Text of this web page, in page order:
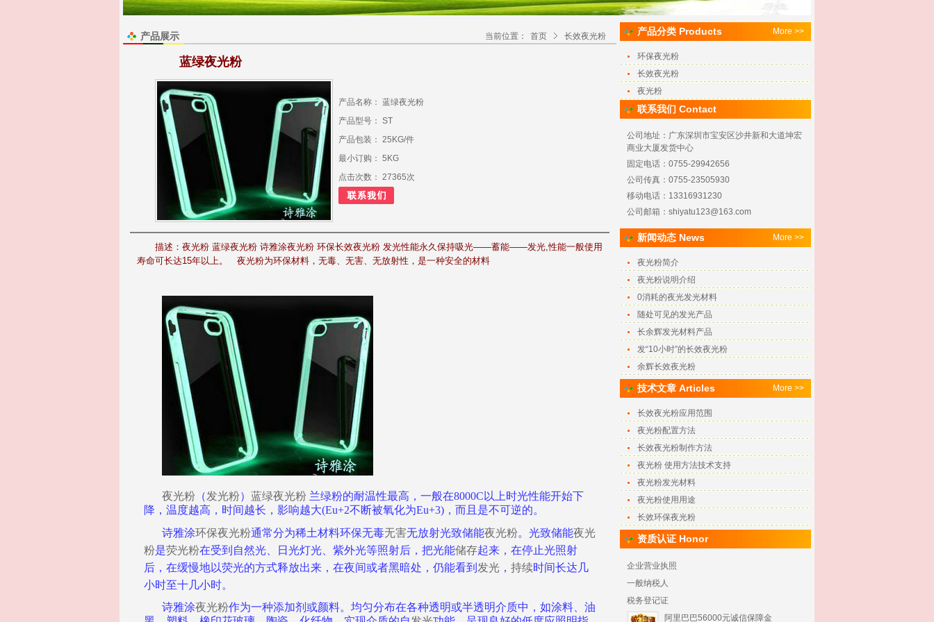
产品展示 当前位置： 首页 长效夜光粉
蓝绿夜光粉
产品名称： 蓝绿夜光粉
产品型号： ST
产品包装： 25KG/件
最小订购： 5KG
点击次数： 27365次
描述： 夜光粉 蓝绿夜光粉 诗雅涂夜光粉 环保长效夜光粉 发光性能永久保持吸光——蓄能——发光,性能一般使用
寿命可长达15年以上。 夜光粉为环保材料，无毒、无害、无放射性，是一种安全的材料
夜光粉 （发光粉） 蓝绿夜光粉 兰绿粉的耐温性最高，一般在8000C以上时光性能开始下
降，温度越高，时间越长，影响越大(Eu+2不断被氧化为Eu+3)，而且是不可逆的。
诗雅涂环保夜光粉通常分为稀土材料环保无毒无害无放射光致储能夜光粉。 光致储能夜光
粉是荧光粉在受到自然光、日光灯光、紫外光等照射后，把光能储存起来，在停止光照射
后，在缓慢地以荧光的方式释放出来，在夜间或者黑暗处，仍能看到 发光 ， 持续时间长达几
小时至十几小时。
诗雅涂夜光粉作为一种添加剂或颜料。均匀分布在各种透明或半透明介质中，如涂料、油
产品分类 Products More >>
环保夜光粉
长效夜光粉
夜光粉
联系我们 Contact
公司地址：广东深圳市宝安区沙井新和大道坤宏
商业大厦发货中心
固定电话：0755-29942656
公司传真：0755-23505930
移动电话：13316931230
公司邮箱：shiyatu123@163.com
新闻动态 News More >>
夜光粉简介
夜光粉说明介绍
0消耗的夜光发光材料
随处可见的发光产品
长余辉发光材料产品
发“10小时”的长效夜光粉
余辉长效夜光粉
技术文章 Articles More >>
长效夜光粉应用范围
夜光粉配置方法
长效夜光粉制作方法
夜光粉 使用方法技术支持
夜光粉发光材料
夜光粉使用用途
长效环保夜光粉
资质认证 Honor
企业营业执照
一般纳税人
税务登记证
阿里巴巴56000元诚信保障金